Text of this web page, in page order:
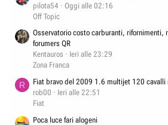
pilota54
Oggi alle 02:16
Off Topic
Osservatorio costo carburanti, rifornimenti,
forumers QR
Kentauros
Ieri alle 23:29
Zona Franca
R
Fiat bravo del 2009 1.6 multijet 120 cavalli
rob00
Ieri alle 22:51
Fiat
Poca luce fari alogeni